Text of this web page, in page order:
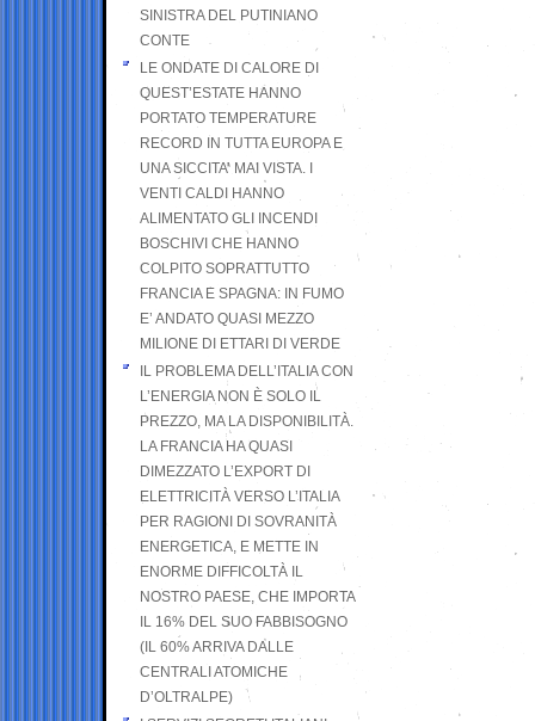
SINISTRA DEL PUTINIANO
CONTE
LE ONDATE DI CALORE DI
QUEST’ESTATE HANNO
PORTATO TEMPERATURE
RECORD IN TUTTA EUROPA E
UNA SICCITA’ MAI VISTA. I
VENTI CALDI HANNO
ALIMENTATO GLI INCENDI
BOSCHIVI CHE HANNO
COLPITO SOPRATTUTTO
FRANCIA E SPAGNA: IN FUMO
E’ ANDATO QUASI MEZZO
MILIONE DI ETTARI DI VERDE
IL PROBLEMA DELL’ITALIA CON
L’ENERGIA NON È SOLO IL
PREZZO, MA LA DISPONIBILITÀ.
LA FRANCIA HA QUASI
DIMEZZATO L’EXPORT DI
ELETTRICITÀ VERSO L’ITALIA
PER RAGIONI DI SOVRANITÀ
ENERGETICA, E METTE IN
ENORME DIFFICOLTÀ IL
NOSTRO PAESE, CHE IMPORTA
IL 16% DEL SUO FABBISOGNO
(IL 60% ARRIVA DALLE
CENTRALI ATOMICHE
D’OLTRALPE)